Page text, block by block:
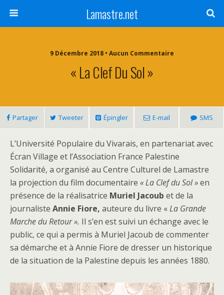
Lamastre.net
9 Décembre 2018 • Aucun Commentaire
« La Clef Du Sol »
Partager Tweeter Épingler E-mail SMS
L’Université Populaire du Vivarais, en partenariat avec
Écran Village et l’Association France Palestine
Solidarité, a organisé au Centre Culturel de Lamastre
la projection du film documentaire « La Clef du Sol »en
présence de la réalisatrice Muriel Jacoub et de la
journaliste Annie Fiore, auteure du livre «La Grande
Marche du Retour ». Il s’en est suivi un échange avec le
public, ce qui a permis à Muriel Jacoub de commenter
sa démarche et à Annie Fiore de dresser un historique
de la situation de la Palestine depuis les années 1880.